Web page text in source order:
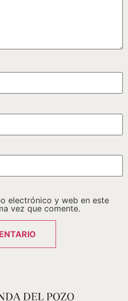
electrónico y web en este
vez que comente.